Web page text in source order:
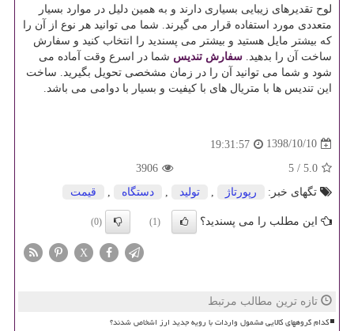
لوح تقدیرهای زیبایی بسیاری دارند و به همین دلیل در موارد بسیار
متعددی مورد استفاده قرار می گیرند. شما می توانید هر نوع از آن را
که بیشتر مایل هستید و بیشتر می پسندید را انتخاب کنید و سفارش
ساخت آن را بدهید. سفارش تندیس شما در اسرع وقت آماده می
شود و شما می توانید آن را در زمان مشخصی تحویل بگیرید. ساخت
این تندیس ها با متریال های با کیفیت و بسیار با دوامی می باشد.
1398/10/10
19:31:57
5.0
/
5
3906
تگهای خبر:
رپورتاژ تولید دستگاه قیمت
این مطلب را می پسندید؟ (1)
(0)
X
تازه ترین مطالب مرتبط
کدام گروههای کالایی مشمول واردات با رویه جدید ارز اشخاص شدند؟